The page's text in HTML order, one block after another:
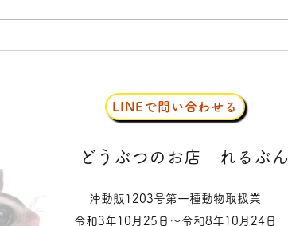
LINEで問い合わせる
​どうぶつのお店 れるぶん
沖動販1203号第一種動物取扱業
令和3年10月25日〜令和8年10月24日